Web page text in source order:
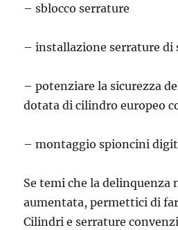
– sblocco serrature
– installazione serrature di
– potenziare la sicurezza
dotata di cilindro europeo
– montaggio spioncini
Se temi che la delinquenza
aumentata, permettici di
Cilindri e serrature